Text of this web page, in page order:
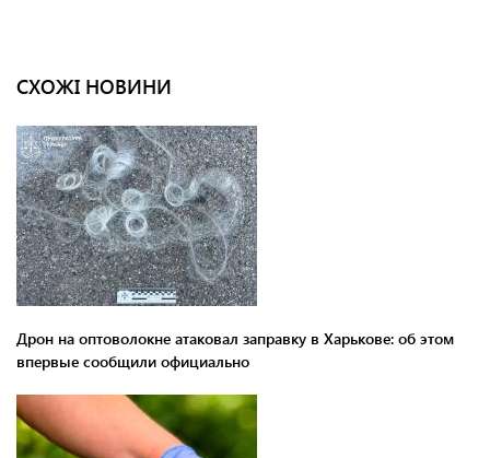
СХОЖІ НОВИНИ
Дрон на оптоволокне атаковал заправку в Харькове: об этом
впервые сообщили официально